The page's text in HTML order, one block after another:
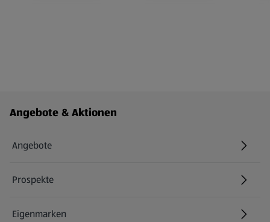
Fußzeilenmenü - weitere Links
Angebote & Aktionen
Angebote
Prospekte
Eigenmarken